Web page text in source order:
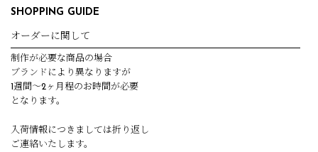
SHOPPING GUIDE
オーダーに関して
制作が必要な商品の場合
ブランドにより異なりますが
1週間～2ヶ月程のお時間が必要
となります。
入荷情報につきましては折り返し
ご連絡いたします。